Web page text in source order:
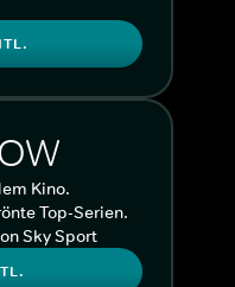
Kino.
Top-Serien.
Sky Sport